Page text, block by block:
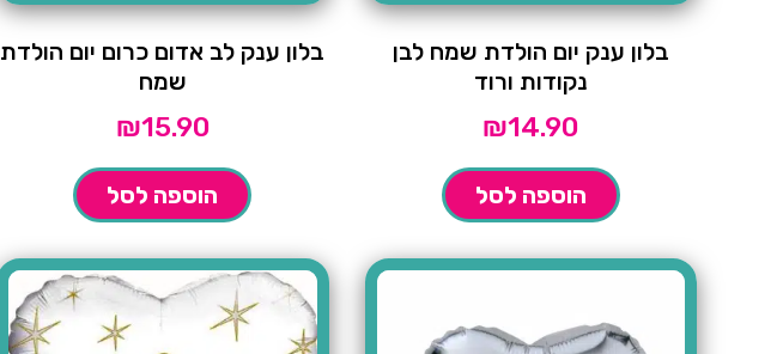
בלון ענק יום הולדת שמח לבן
נקודות ורוד
₪14.90
הוספה לסל
בלון ענק לב אדום כרום יום הולדת
שמח
₪15.90
הוספה לסל